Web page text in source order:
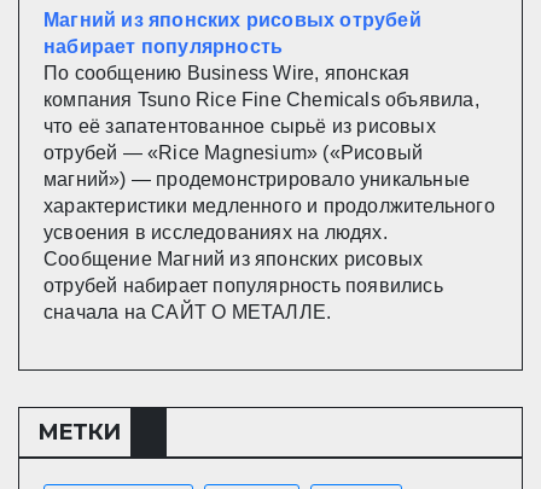
Магний из японских рисовых отрубей
набирает популярность
По сообщению Business Wire, японская
компания Tsuno Rice Fine Chemicals объявила,
что её запатентованное сырьё из рисовых
отрубей — «Rice Magnesium» («Рисовый
магний») — продемонстрировало уникальные
характеристики медленного и продолжительного
усвоения в исследованиях на людях.
Сообщение Магний из японских рисовых
отрубей набирает популярность появились
сначала на САЙТ О МЕТАЛЛЕ.
МЕТКИ